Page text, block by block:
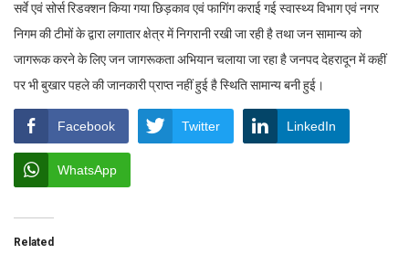
सर्वे एवं सोर्स रिडक्शन किया गया छिड़काव एवं फागिंग कराई गई स्वास्थ्य विभाग एवं नगर
निगम की टीमों के द्वारा लगातार क्षेत्र में निगरानी रखी जा रही है तथा जन सामान्य को
जागरूक करने के लिए जन जागरूकता अभियान चलाया जा रहा है जनपद देहरादून में कहीं
पर भी बुखार पहले की जानकारी प्राप्त नहीं हुई है स्थिति सामान्य बनी हुई।
Facebook Twitter LinkedIn
WhatsApp
Related